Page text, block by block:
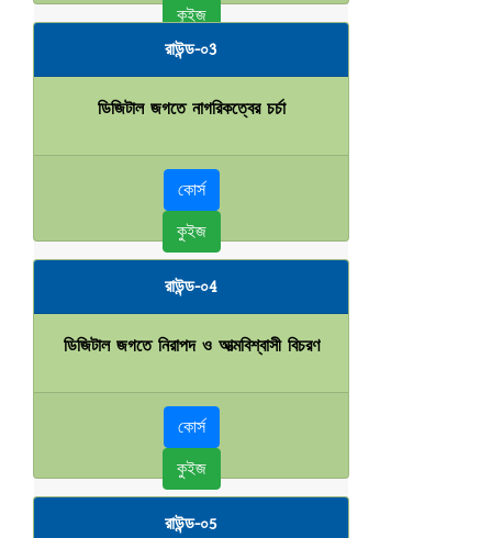
কুইজ
রাউন্ড-০3
ডিজিটাল জগতে নাগরিকত্বের চর্চা
কোর্স
কুইজ
রাউন্ড-০4
ডিজিটাল জগতে নিরাপদ ও আত্মবিশ্বাসী বিচরণ
কোর্স
কুইজ
রাউন্ড-০5